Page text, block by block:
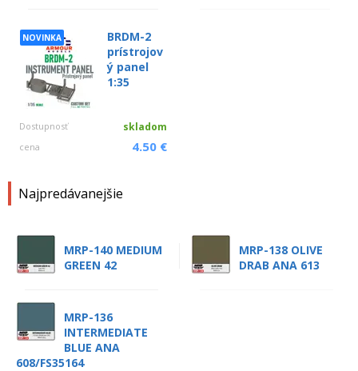
NOVINKA
BRDM-2
prístrojov
ý panel
1:35
Dostupnosť skladom
cena 4.50 €
Najpredávanejšie
MRP-140 MEDIUM
GREEN 42
MRP-138 OLIVE
DRAB ANA 613
MRP-136
INTERMEDIATE
BLUE ANA
608/FS35164